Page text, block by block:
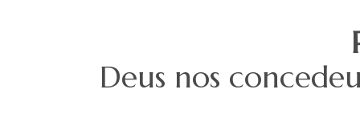
Deus nos